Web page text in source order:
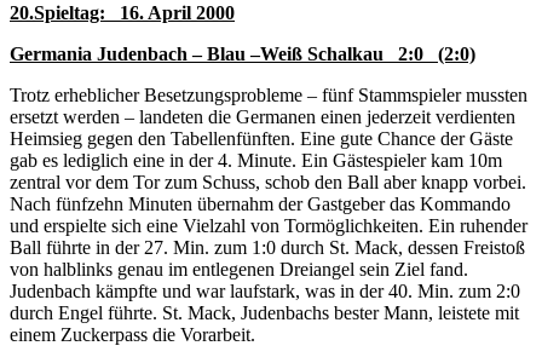
20.Spieltag: 16. April 2000
Germania Judenbach – Blau –Weiß Schalkau 2:0 (2:0)
Trotz erheblicher Besetzungsprobleme – fünf Stammspieler mussten
ersetzt werden – landeten die Germanen einen jederzeit verdienten
Heimsieg gegen den Tabellenfünften. Eine gute Chance der Gäste
gab es lediglich eine in der 4. Minute. Ein Gästespieler kam 10m
zentral vor dem Tor zum Schuss, schob den Ball aber knapp vorbei.
Nach fünfzehn Minuten übernahm der Gastgeber das Kommando
und erspielte sich eine Vielzahl von Tormöglichkeiten. Ein ruhender
Ball führte in der 27. Min. zum 1:0 durch St. Mack, dessen Freistoß
von halblinks genau im entlegenen Dreiangel sein Ziel fand.
Judenbach kämpfte und war laufstark, was in der 40. Min. zum 2:0
durch Engel führte. St. Mack, Judenbachs bester Mann, leistete mit
einem Zuckerpass die Vorarbeit.